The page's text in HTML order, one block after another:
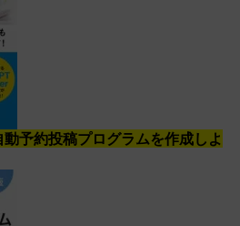
予約投稿プログラムを作成しよ